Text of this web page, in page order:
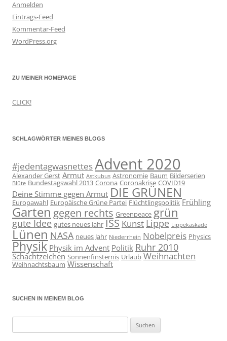
Anmelden
Eintrags-Feed
Kommentar-Feed
WordPress.org
ZU MEINER HOMEPAGE
CLICK!
SCHLAGWÖRTER MEINES BLOGS
#jedentagwasnettesAdvent 2020
Alexander Gerst Armut Astkubus Astronomie Baum Bilderserien
Blüte Bundestagswahl 2013 Corona Coronakrise COVID19
Deine Stimme gegen Armut DIE GRÜNEN
Europawahl Europäische Grüne Partei Flüchtlingspolitik Frühling
Garten gegen rechts Greenpeace grün
gute Idee gutes neues Jahr ISS Kunst Lippe Lippekaskade
Lünen NASA neues Jahr Niederrhein Nobelpreis Physics
Physik Physik im Advent Politik Ruhr 2010
Schachtzeichen Sonnenfinsternis Urlaub Weihnachten
Weihnachtsbaum Wissenschaft
SUCHEN IN MEINEM BLOG
nach: